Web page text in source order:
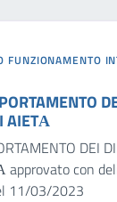
FUNZIONAMENTO
AIETА
DEI
approvato con
11/03/2023